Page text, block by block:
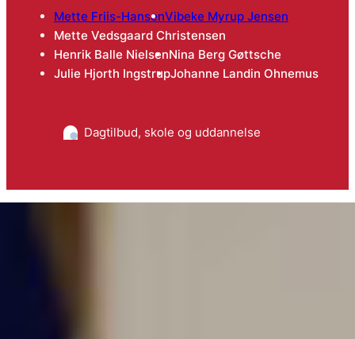
Mette Friis-HansenVibeke Myrup Jensen
Mette Vedsgaard Christensen
Henrik Balle NielsenNina Berg Gøttsche
Julie Hjorth IngstrupJohanne Landin Ohnemus
Dagtilbud, skole og uddannelse